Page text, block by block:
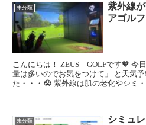
未分類
紫外線
アゴル
こんにちは！ ZEUS GOLFです🧡 今
量は多いのでお気をつけて」 と天気
た・・・😭 紫外線は肌の老化やシミ
未分類
シミュ